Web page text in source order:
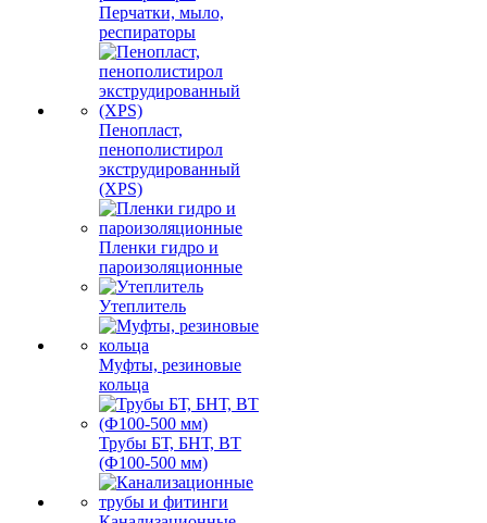
Перчатки, мыло,
респираторы
Пенопласт,
пенополистирол
экструдированный
(XPS)
Пленки гидро и
пароизоляционные
Утеплитель
Муфты, резиновые
кольца
Трубы БТ, БНТ, ВТ
(Ф100-500 мм)